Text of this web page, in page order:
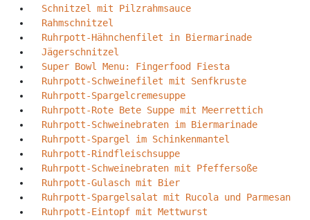
Schnitzel mit Pilzrahmsauce
Rahmschnitzel
Ruhrpott-Hähnchenfilet in Biermarinade
Jägerschnitzel
Super Bowl Menu: Fingerfood Fiesta
Ruhrpott-Schweinefilet mit Senfkruste
Ruhrpott-Spargelcremesuppe
Ruhrpott-Rote Bete Suppe mit Meerrettich
Ruhrpott-Schweinebraten im Biermarinade
Ruhrpott-Spargel im Schinkenmantel
Ruhrpott-Rindfleischsuppe
Ruhrpott-Schweinebraten mit Pfeffersoße
Ruhrpott-Gulasch mit Bier
Ruhrpott-Spargelsalat mit Rucola und Parmesan
Ruhrpott-Eintopf mit Mettwurst